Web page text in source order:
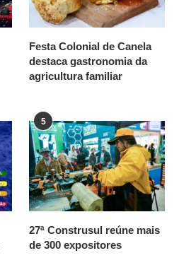
Festa Colonial de Canela
destaca gastronomia da
agricultura familiar
5
27ª Construsul reúne mais
de 300 expositores